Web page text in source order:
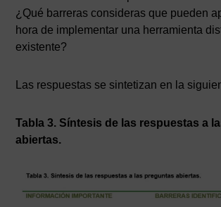
¿Qué barreras consideras que pueden
hora de implementar una herramienta
existente?
Las respuestas se sintetizan en la
Tabla 3. Síntesis de las respuestas a
abiertas.